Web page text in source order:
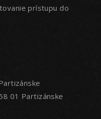
prístupu do
01 Partizánske